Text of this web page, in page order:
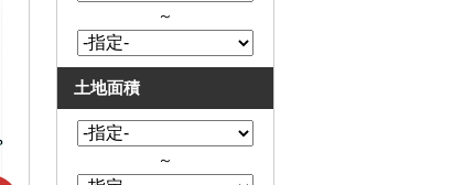
～
土地面積
～